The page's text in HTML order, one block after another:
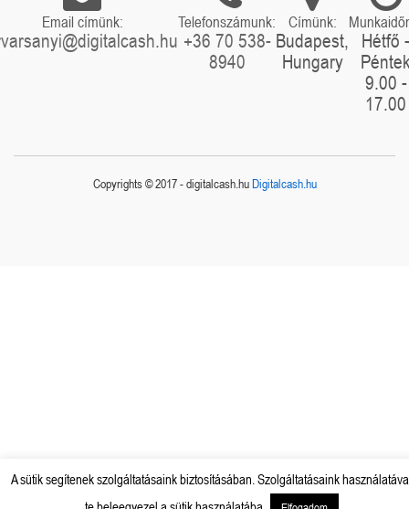
Email címünk: Telefonszámunk:
+36 70 538-
8940
Címünk:
Budapest,
Hungary
Hétfő -
9.00 -
17.00
Copyrights © 2017 - digitalcash.huDigitalcash.hu
A sütik segítenek szolgáltatásaink biztosításában. Szolgáltatásaink